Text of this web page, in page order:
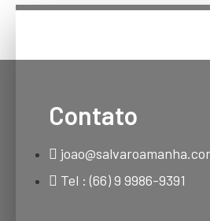
Contato
Tel : (66) 9 9986-9391